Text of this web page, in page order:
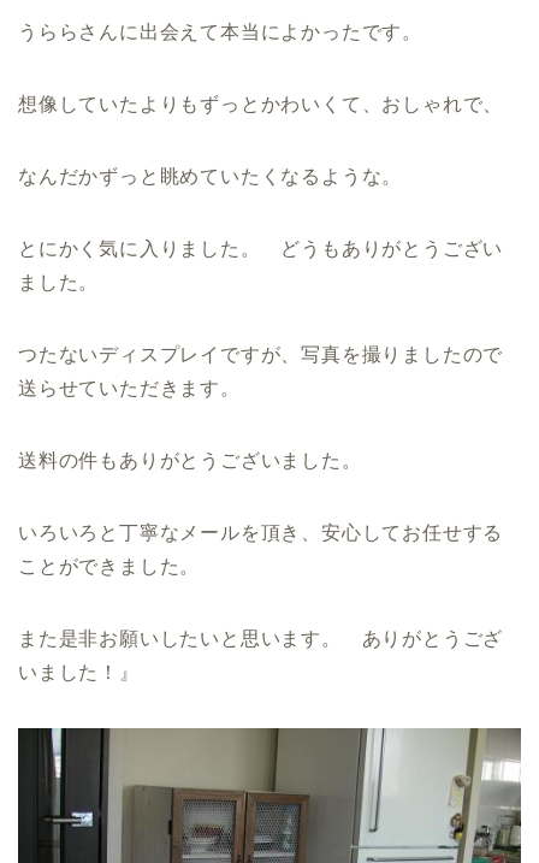
うららさんに出会えて本当によかったです。
想像していたよりもずっとかわいくて、おしゃれで、
なんだかずっと眺めていたくなるような。
とにかく気に入りました。 どうもありがとうござい
ました。
つたないディスプレイですが、写真を撮りましたので
送らせていただきます。
送料の件もありがとうございました。
いろいろと丁寧なメールを頂き、安心してお任せする
ことができました。
また是非お願いしたいと思います。 ありがとうござ
いました！』